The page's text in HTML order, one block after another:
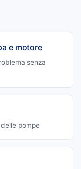
e motore
senza
pompe